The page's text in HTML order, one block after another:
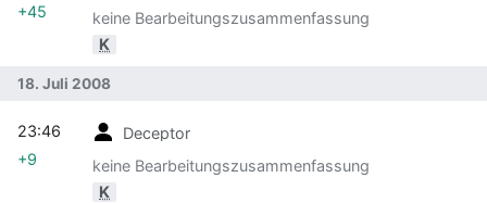
keine Bearbeitungszusammenfassung
K
+45
18. Juli 2008
Deceptor
keine Bearbeitungszusammenfassung
K
23:46
+9